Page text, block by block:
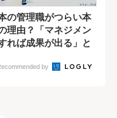
の管理職がつらい本
理由？「マネジメン
れば成果が出る」と
by